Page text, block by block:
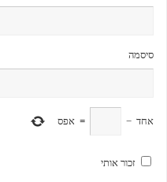
סיסמה
אחד −
= אפס
זכור אותי